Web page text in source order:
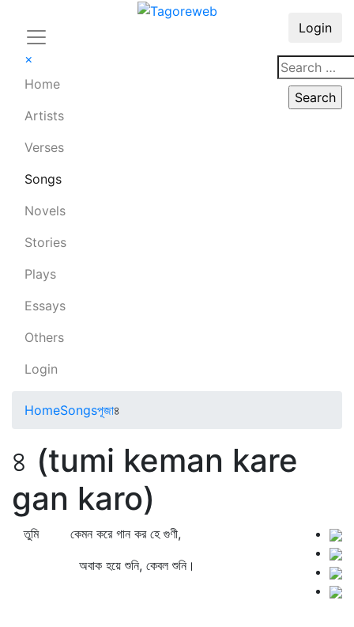
×
Home
Artists
Verses
Songs
Novels
Stories
Plays
Essays
Others
Login
Login
HomeSongsপূজা৪
৪ (tumi keman kare
gan karo)
তুমি কেমন করে গান কর হে গুণী,
অবাক হয়ে শুনি, কেবল শুনি।